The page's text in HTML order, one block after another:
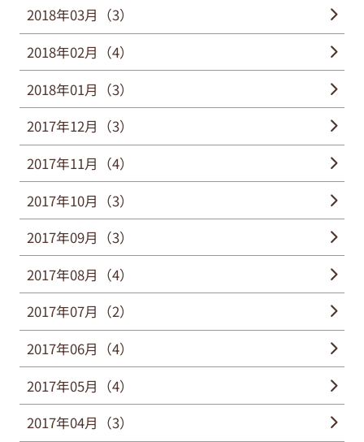
2018年03月（3）
2018年02月（4）
2018年01月（3）
2017年12月（3）
2017年11月（4）
2017年10月（3）
2017年09月（3）
2017年08月（4）
2017年07月（2）
2017年06月（4）
2017年05月（4）
2017年04月（3）